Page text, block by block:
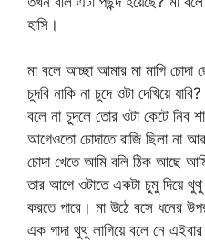
হাসি।
মা বলে আচ্ছা আমার মা মাগি
চুদবি নাকি না চুদে ওটা দেখিয়ে
বলে না চুদলে তোর ওটা কেটে নিব
আগেওতো চোদাতে রাজি ছিলা না
চোদা খেতে আমি বলি ঠিক আছে
তার আগে ওটাতে একটা চুমু দিয়ে থুথু
করতে পারে। মা উঠে বসে ধনের
এক গাদা থুথু লাগিয়ে বলে নে